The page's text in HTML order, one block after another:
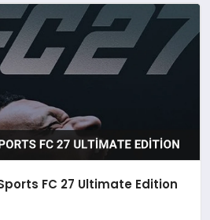
FC 27 Ultimate Edition